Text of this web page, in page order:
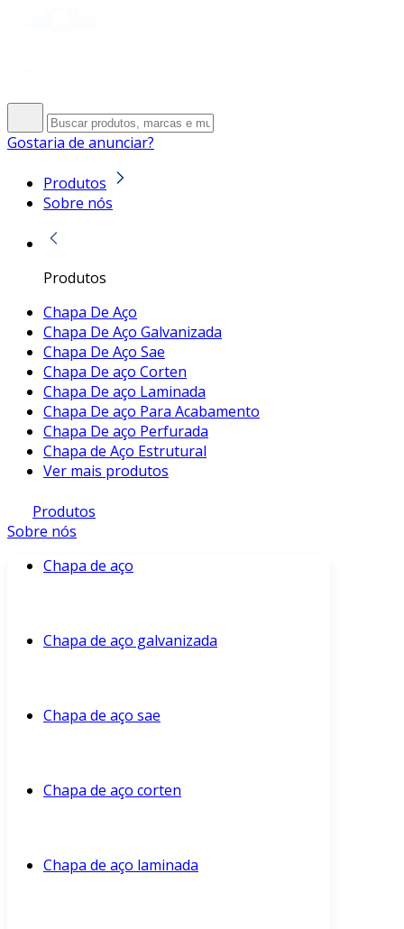
Gostaria de anunciar?
Produtos
Sobre nós
Produtos
Chapa De Aço
Chapa De Aço Galvanizada
Chapa De Aço Sae
Chapa De aço Corten
Chapa De aço Laminada
Chapa De aço Para Acabamento
Chapa De aço Perfurada
Chapa de Aço Estrutural
Ver mais produtos
Produtos
Sobre nós
Chapa de aço
Chapa de aço galvanizada
Chapa de aço sae
Chapa de aço corten
Chapa de aço laminada